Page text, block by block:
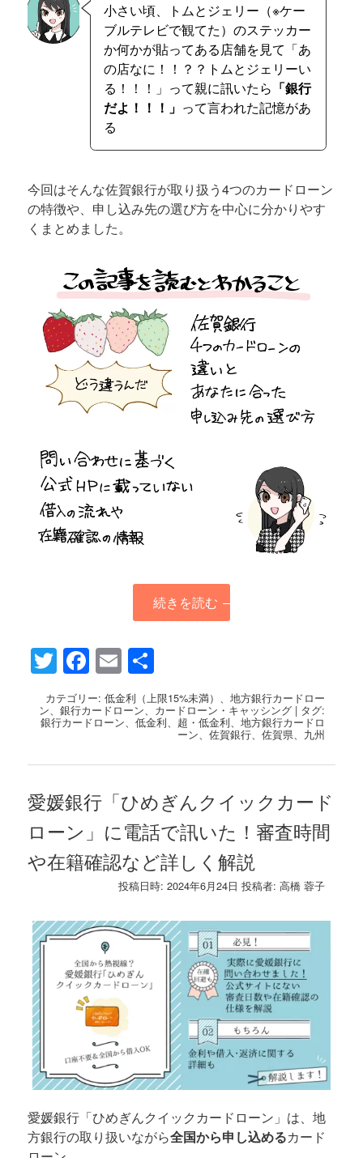
小さい頃、トムとジェリー（※ケー
ブルテレビで観てた）のステッカー
か何かが貼ってある店舗を見て「あ
の店なに！！？？トムとジェリーい
る！！！」って親に訊いたら 「銀行
だよ！！！」 って言われた記憶があ
る
今回はそんな佐賀銀行が取り扱う4つのカードローン
の特徴や、申し込み先の選び方を中心に分かりやす
くまとめました。
続きを読む →
Twitter
Facebook
Email
有
カテゴリー: 低金利（上限15%未満） 、地方銀行カードロー
ン、銀行カードローン、 カードローン・キャッシング | タグ:
銀行カードローン、低金利、 超・低金利、地方銀行カードロ
ーン、佐賀銀行、佐賀県、 九州
愛媛銀行「ひめぎんクイックカード
ローン」に電話で訊いた！審査時間
や在籍確認など詳しく解説
投稿日時:2024年6月24日 投稿者:高橋 蓉子
愛媛銀行「ひめぎんクイックカードローン」は、地
方銀行の取り扱いながら全国から申し込めるカード